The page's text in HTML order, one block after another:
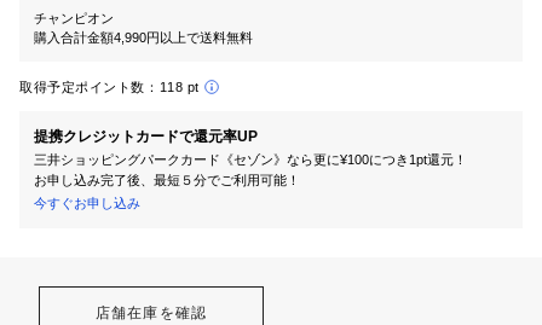
チャンピオン
購入合計金額4,990円以上で送料無料
取得予定ポイント数： 118 pt
提携クレジットカードで還元率UP
三井ショッピングパークカード《セゾン》なら更に¥100につき1pt還元！
お申し込み完了後、最短５分でご利用可能！
今すぐお申し込み
店舗在庫を確認